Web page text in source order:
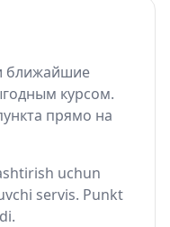
ближайшие
курсом.
прямо на
uchun
servis. Punkt